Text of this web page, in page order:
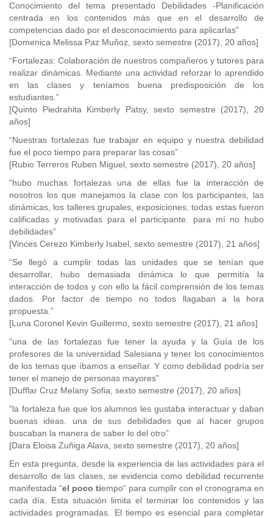
Conocimiento del tema presentado Debilidades -Planificación
centrada en los contenidos más que en el desarrollo de
competencias dado por el desconocimiento para aplicarlas”
[Domenica Melissa Paz Muñoz, sexto semestre (2017), 20 años]
“Fortalezas: Colaboración de nuestros compañeros y tutores para
realizar dinámicas. Mediante una actividad reforzar lo aprendido
en las clases y teníamos buena predisposición de los
estudiantes.”
[Quinto Piedrahita Kimberly Patsy, sexto semestre (2017), 20
años]
“Nuestras fortalezas fue trabajar en equipo y nuestra debilidad
fue el poco tiempo para preparar las cosas”
[Rubio Terreros Ruben Miguel, sexto semestre (2017), 20 años]
“hubo muchas fortalezas una de ellas fue la interacción de
nosotros los que manejamos la clase con los participantes, las
dinámicas, los talleres grupales, exposiciones, todas estas fueron
calificadas y motivadas para el participante. para mí no hubo
debilidades”
[Vinces Cerezo Kimberly Isabel, sexto semestre (2017), 21 años]
“Se llegó a cumplir todas las unidades que se tenían que
desarrollar, hubo demasiada dinámica lo que permitía la
interacción de todos y con ello la fácil comprensión de los temas
dados. Por factor de tiempo no todos llagaban a la hora
propuesta.”
[Luna Coronel Kevin Guillermo, sexto semestre (2017), 21 años]
“una de las fortalezas fue tener la ayuda y la Guía de los
profesores de la universidad Salesiana y tener los conocimientos
de los temas que íbamos a enseñar. Y como debilidad podría ser
tener el manejo de personas mayores”
[Dufflar Cruz Melany Sofia, sexto semestre (2017), 20 años]
“la fortaleza fue que los alumnos les gustaba interactuar y daban
buenas ideas. una de sus debilidades que al hacer grupos
buscaban la manera de saber lo del otro”
[Dara Eloisa Zuñiga Alava, sexto semestre (2017), 20 años]
En esta pregunta, desde la experiencia de las actividades para el
desarrollo de las clases, se evidencia como debilidad recurrente
manifestada “el poco tiempo“ para cumplir con el cronograma en
cada día. Esta situación limita el terminar los contenidos y las
actividades programadas. El tiempo es esencial para completar